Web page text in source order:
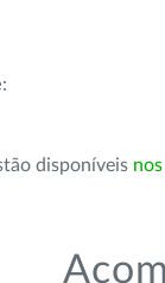
:
disponíveis